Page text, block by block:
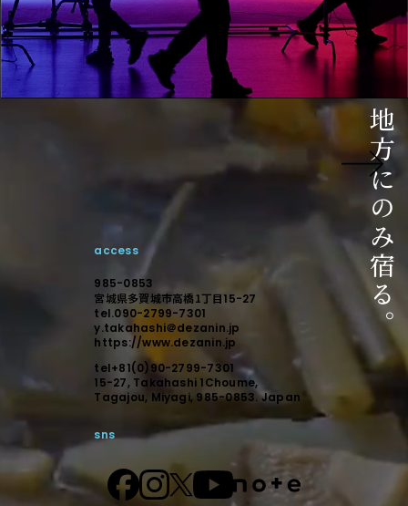
相談からのスタートでも構いません。
未来に向けて顕在化しましょう。
ご相談はこちら
デザインで顕在化する。
access
985-0853
宮城県多賀城市高橋1丁目15-27
tel.090-2799-7301
y.takahashi＠dezanin.jp
https://www.dezanin.jp
tel+81(0)90-2799-7301
15-27, Takahashi 1Choume,
Tagajou, Miyagi, 985-0853. Japan
sns